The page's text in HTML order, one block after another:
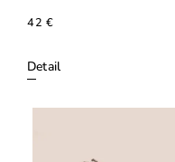
42 €
Detail